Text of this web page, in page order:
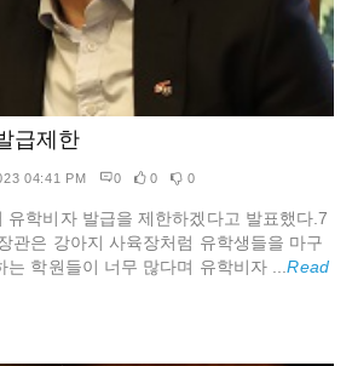
급제한
04:41 PM 0 0 0
유학비자 발급을 제한하겠다고 발표했다.7
관은 강아지 사육장처럼 유학생들을 마구
는 학원들이 너무 많다며 유학비자 ...Read